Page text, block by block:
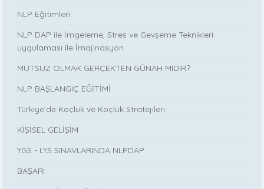
NLP Eğitimleri
NLP DAP ile İmgeleme, Stres ve Gevşeme Teknikleri
uygulaması ile İmajinasyon
MUTSUZ OLMAK GERÇEKTEN GÜNAH MIDIR?
NLP BAŞLANGIÇ EĞİTİMİ
Türkiye’de Koçluk ve Koçluk Stratejileri
KİŞİSEL GELİŞİM
YGS - LYS SINAVLARINDA NLPDAP
BAŞARI